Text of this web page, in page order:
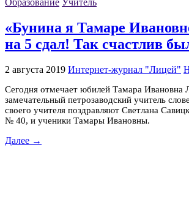
Образование Учитель
«Бунина я Тамаре
на 5 сдал! Так счастлив
2 августа 2019 Интернет-журнал "Лицей"
Сегодня отмечает юбилей Тамара Ивановна
замечательный петрозаводский учитель
своего учителя поздравляют Светлана
№ 40, и ученики Тамары Ивановны.
Далее →